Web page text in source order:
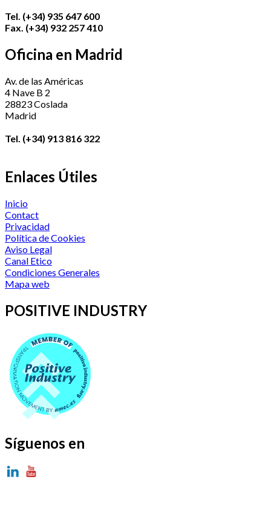
Tel. (+34) 935 647 600
Fax. (+34) 932 257 410
Oficina en Madrid
Av. de las Américas
4 Nave B 2
28823 Coslada
Madrid
Tel. (+34) 913 816 322
Enlaces Útiles
Inicio
Contact
Privacidad
Política de Cookies
Aviso Legal
Canal Etico
Condiciones Generales
Mapa web
POSITIVE INDUSTRY
Síguenos en